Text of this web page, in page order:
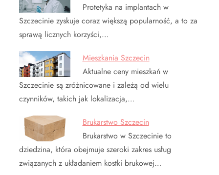
Protetyka na implantach w
Szczecinie zyskuje coraz większą popularność, a to za
sprawą licznych korzyści,…
Mieszkania Szczecin
Aktualne ceny mieszkań w
Szczecinie są zróżnicowane i zależą od wielu
czynników, takich jak lokalizacja,…
Brukarstwo Szczecin
Brukarstwo w Szczecinie to
dziedzina, która obejmuje szeroki zakres usług
związanych z układaniem kostki brukowej…